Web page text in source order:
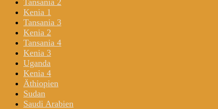
Kenia 1
Tansania 3
Kenia 2
Tansania 4
Kenia 3
Uganda
Kenia 4
Äthiopien
Sudan
Saudi Arabien